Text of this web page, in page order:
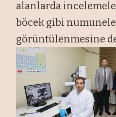
alanlarda
böcek gibi
görüntülenmesine